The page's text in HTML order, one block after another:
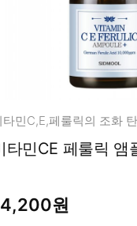
타민CE 페룰릭 앰
원